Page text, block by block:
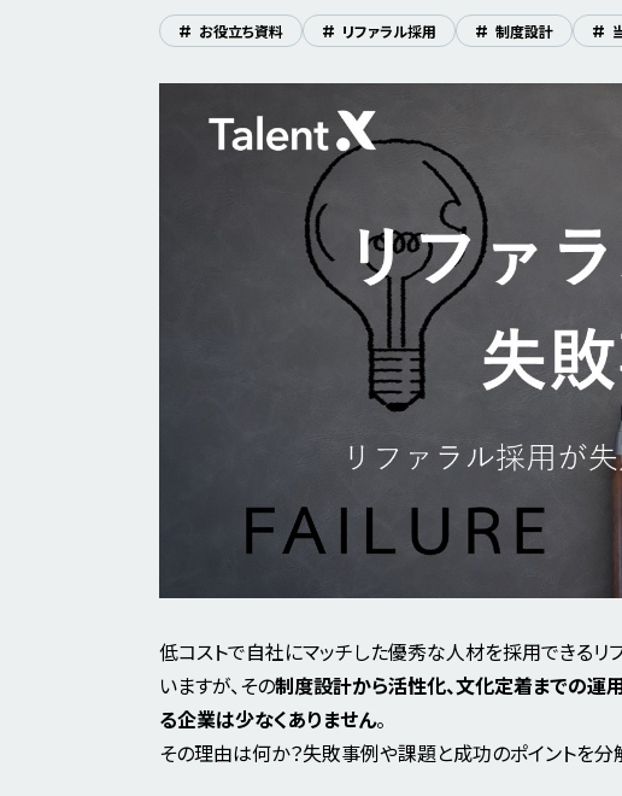
# お役立ち資料 # リファラル採用 # 制度設計 #
低コストで自社にマッチした優秀な人材を採用できるリ
いますが、その制度設計から活性化、文化定着までの運
る企業は少なくありません。
その理由は何か？失敗事例や課題と成功のポイントを分